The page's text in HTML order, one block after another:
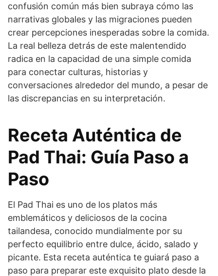
confusión común más bien subraya cómo las
narrativas globales y las migraciones pueden
crear percepciones inesperadas sobre la comida.
La real belleza detrás de este malentendido
radica en la capacidad de una simple comida
para conectar culturas, historias y
conversaciones alrededor del mundo, a pesar de
las discrepancias en su interpretación.
Receta Auténtica de
Pad Thai: Guía Paso a
Paso
El Pad Thai es uno de los platos más
emblemáticos y deliciosos de la cocina
tailandesa, conocido mundialmente por su
perfecto equilibrio entre dulce, ácido, salado y
picante. Esta receta auténtica te guiará paso a
paso para preparar este exquisito plato desde la